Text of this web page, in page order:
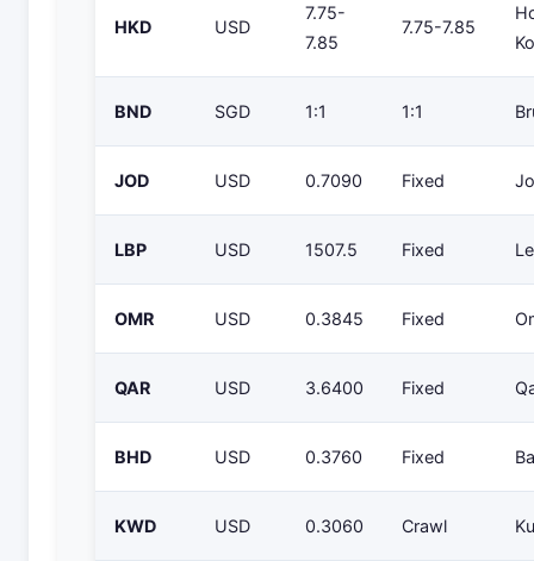
HKD USD
7.75-
7.85
7.75-7.85
BND SGD 1:1 1:1
JOD USD 0.7090 Fixed
LBP USD 1507.5 Fixed
OMR USD 0.3845 Fixed
QAR USD 3.6400 Fixed
BHD USD 0.3760 Fixed
KWD USD 0.3060 Crawl